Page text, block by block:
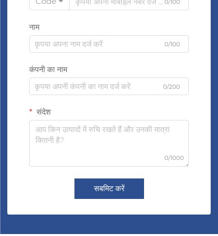
0/100
नाम
0/100
कंपनी का नाम
0/200
संदेश
0/1000
सबमिट करें